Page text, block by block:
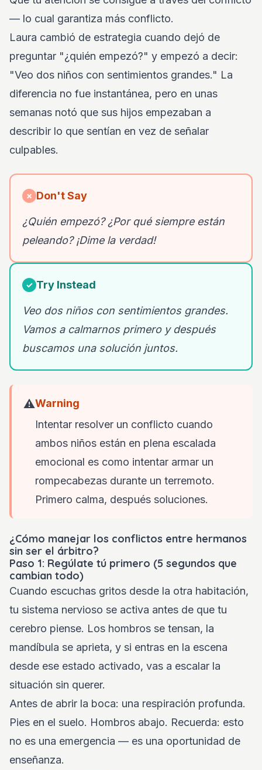
— lo cual garantiza más conflicto.
Laura cambió de estrategia cuando dejó de
preguntar "¿quién empezó?" y empezó a decir:
"Veo dos niños con sentimientos grandes." La
diferencia no fue instantánea, pero en unas
semanas notó que sus hijos empezaban a
describir lo que sentían en vez de señalar
culpables.
✗ Don't Say
¿Quién empezó? ¿Por qué siempre están
peleando? ¡Dime la verdad!
✓ Try Instead
Veo dos niños con sentimientos grandes.
Vamos a calmarnos primero y después
buscamos una solución juntos.
⚠️Warning
Intentar resolver un conflicto cuando
ambos niños están en plena escalada
emocional es como intentar armar un
rompecabezas durante un terremoto.
Primero calma, después soluciones.
¿Cómo manejar los conflictos entre hermanos
sin ser el árbitro?
Paso 1: Regúlate tú primero (5 segundos que
cambian todo)
Cuando escuchas gritos desde la otra habitación,
tu sistema nervioso se activa antes de que tu
cerebro piense. Los hombros se tensan, la
mandíbula se aprieta, y si entras en la escena
desde ese estado activado, vas a escalar la
situación sin querer.
Antes de abrir la boca: una respiración profunda.
Pies en el suelo. Hombros abajo. Recuerda: esto
no es una emergencia — es una oportunidad de
enseñanza.